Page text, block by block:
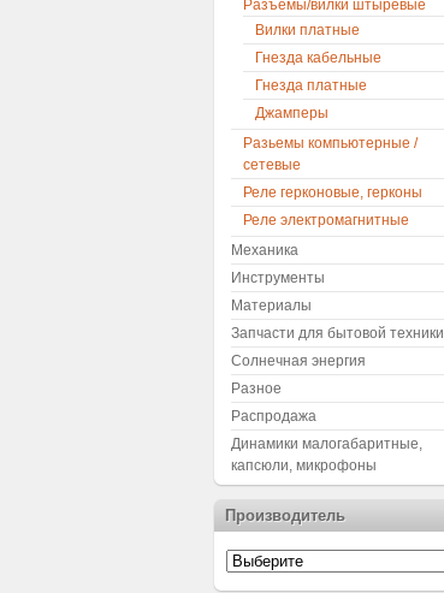
Разъемы/вилки штыревые
Вилки платные
Гнезда кабельные
Гнезда платные
Джамперы
Разьемы компьютерные /
сетевые
Реле герконовые, герконы
Реле электромагнитные
Механика
Инструменты
Материалы
Запчасти для бытовой техники
Солнечная энергия
Разное
Распродажа
Динамики малогабаритные,
капсюли, микрофоны
Производитель